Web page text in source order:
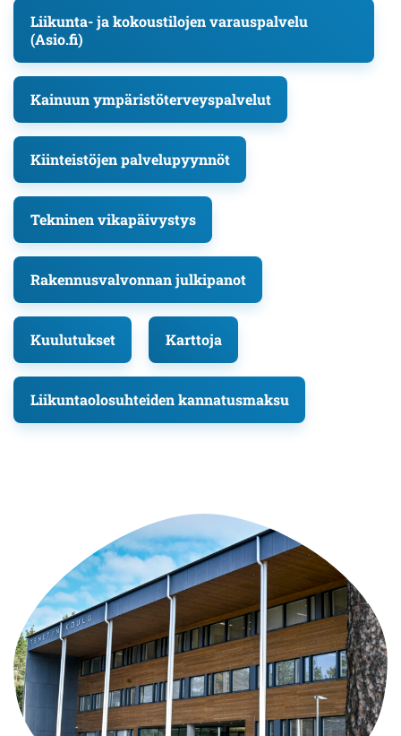
Liikunta- ja kokoustilojen varauspalvelu
(Asio.fi)
Kainuun ympäristöterveyspalvelut
Kiinteistöjen palvelupyynnöt
Tekninen vikapäivystys
Rakennusvalvonnan julkipanot
Kuulutukset Karttoja
Liikuntaolosuhteiden kannatusmaksu